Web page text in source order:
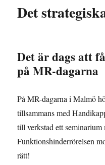
Det
Det är dags att
på MR-dagarna
På MR-dagarna i Malmö
tillsammans med
till verkstad ett seminarium
Funktionshinderrörelsen
rätt!